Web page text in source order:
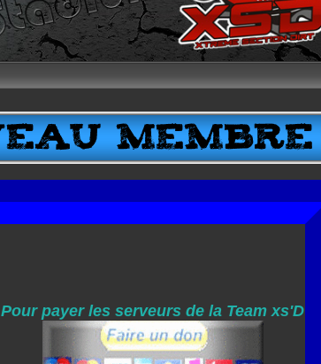
Pour payer les serveurs de la Team xs'D